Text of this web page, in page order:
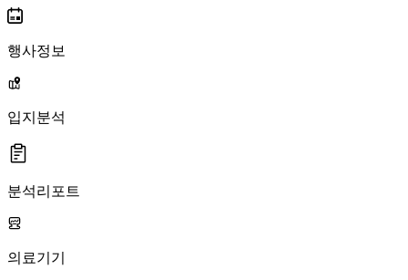
행사정보
입지분석
분석리포트
의료기기